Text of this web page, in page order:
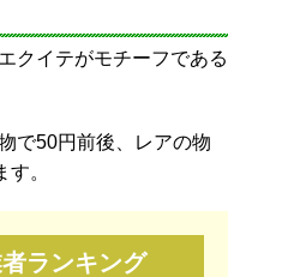
クイテがモチーフである
で50円前後、レアの物
。
ランキング